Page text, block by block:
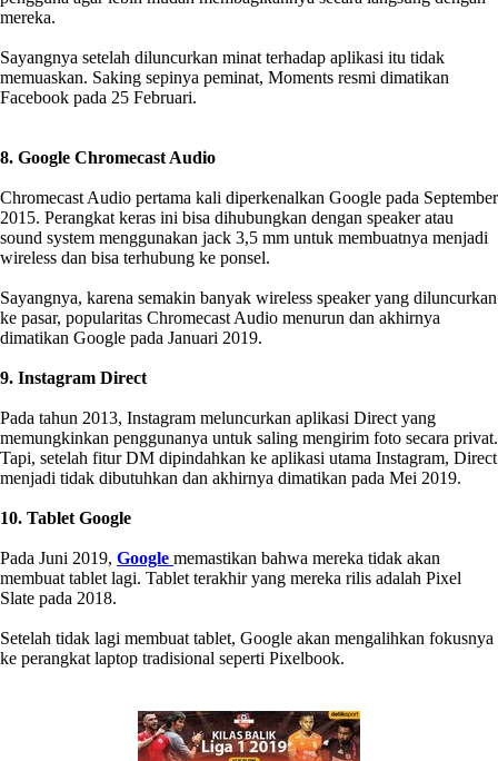
mereka.
Sayangnya setelah diluncurkan minat terhadap aplikasi itu tidak
memuaskan. Saking sepinya peminat, Moments resmi dimatikan
Facebook pada 25 Februari.
8. Google Chromecast Audio
Chromecast Audio pertama kali diperkenalkan Google pada September
2015. Perangkat keras ini bisa dihubungkan dengan speaker atau
sound system menggunakan jack 3,5 mm untuk membuatnya menjadi
wireless dan bisa terhubung ke ponsel.
Sayangnya, karena semakin banyak wireless speaker yang diluncurkan
ke pasar, popularitas Chromecast Audio menurun dan akhirnya
dimatikan Google pada Januari 2019.
9. Instagram Direct
Pada tahun 2013, Instagram meluncurkan aplikasi Direct yang
memungkinkan penggunanya untuk saling mengirim foto secara privat.
Tapi, setelah fitur DM dipindahkan ke aplikasi utama Instagram, Direct
menjadi tidak dibutuhkan dan akhirnya dimatikan pada Mei 2019.
10. Tablet Google
Pada Juni 2019, Google memastikan bahwa mereka tidak akan
membuat tablet lagi. Tablet terakhir yang mereka rilis adalah Pixel
Slate pada 2018.
Setelah tidak lagi membuat tablet, Google akan mengalihkan fokusnya
ke perangkat laptop tradisional seperti Pixelbook.